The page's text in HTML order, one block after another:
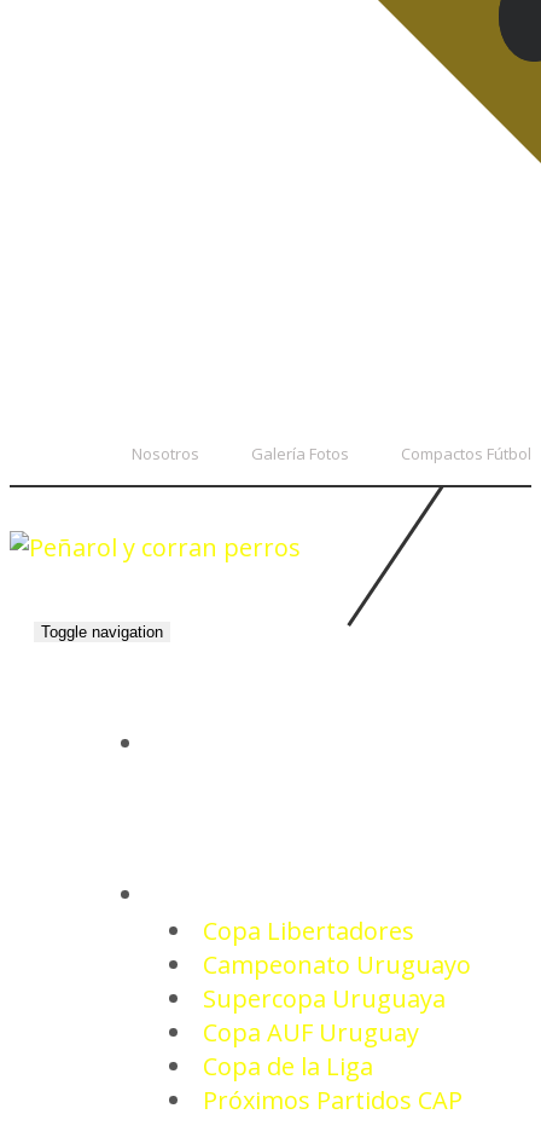
Nosotros Galería Fotos Compactos Fútbol
Toggle navigation
Copa Libertadores
Campeonato Uruguayo
Supercopa Uruguaya
Copa AUF Uruguay
Copa de la Liga
Próximos Partidos CAP